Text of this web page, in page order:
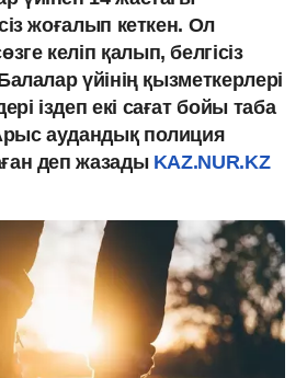
жоғалып кеткен. Ол
келіп қалып, белгісіз
үйінің қызметкерлері
іздеп екі сағат бойы таба
аудандық полиция
деп жазады KAZ.NUR.KZ